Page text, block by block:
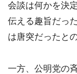
会談は何かを決
伝える趣旨だっ
は唐突だったと
一方、公明党の